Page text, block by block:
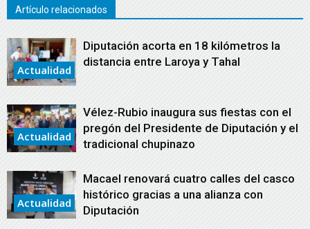
Artículo relacionados
Actualidad
Diputación acorta en 18 kilómetros la
distancia entre Laroya y Tahal
Actualidad
Vélez-Rubio inaugura sus fiestas con el
pregón del Presidente de Diputación y el
tradicional chupinazo
Actualidad
Macael renovará cuatro calles del casco
histórico gracias a una alianza con
Diputación